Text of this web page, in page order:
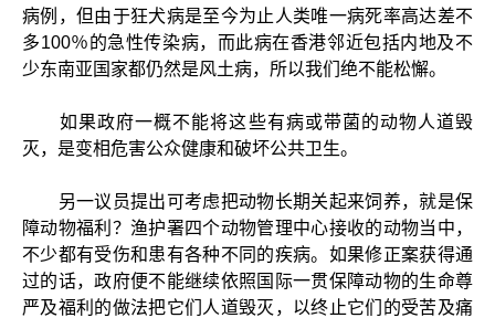
病例，但由于狂犬病是至今为止人类唯一病死率高达差不
多100％的急性传染病，而此病在香港邻近包括内地及不
少东南亚国家都仍然是风土病，所以我们绝不能松懈。
如果政府一概不能将这些有病或带菌的动物人道毁
灭，是变相危害公众健康和破坏公共卫生。
另一议员提出可考虑把动物长期关起来饲养，就是保
障动物福利？渔护署四个动物管理中心接收的动物当中，
不少都有受伤和患有各种不同的疾病。如果修正案获得通
过的话，政府便不能继续依照国际一贯保障动物的生命尊
严及福利的做法把它们人道毁灭，以终止它们的受苦及痛